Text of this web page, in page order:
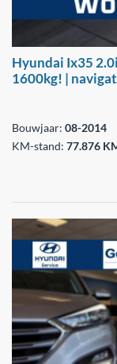
Hyundai Ix35
1600kg! |
Bouwjaar: 08-2014
KM-stand: 77.876